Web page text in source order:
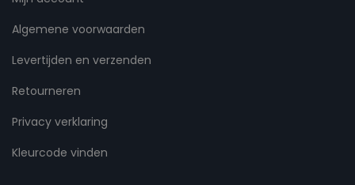
Algemene voorwaarden
Levertijden en verzenden
Retourneren
Privacy verklaring
Kleurcode vinden